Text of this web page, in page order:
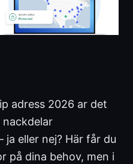
adress 2026 ar det
eller nej? Här får du
på dina behov, men i